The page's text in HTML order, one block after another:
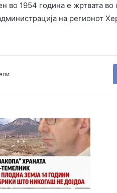
во 1954 година е жртвата во
на регионот